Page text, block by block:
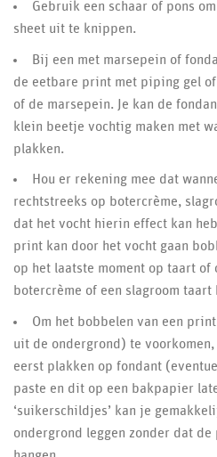
Gebruik een schaar of pons
sheet uit te knippen.
Bij een met marsepein of
de eetbare print met piping gel
of de marsepein. Je kan de
klein beetje vochtig maken met
plakken.
Hou er rekening mee dat
rechtstreeks op botercrème,
dat het vocht hierin effect kan
print kan door het vocht gaan
op het laatste moment op taart of
botercrème of een slagroom taart
Om het bobbelen van een
uit de ondergrond) te
eerst plakken op fondant
paste en dit op een bakpapier
‘suikerschildjes’ kan je
ondergrond leggen zonder dat